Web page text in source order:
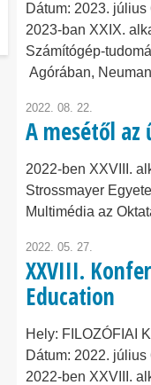
Dátum: 2023. július
2023-ban XXIX.
Számítógép-
Agórában,
2022. 08. 22.
A mesétől
2022-ben XXVIII.
Strossmayer
Multimédia az
2022. 05. 27.
XXVIII.
Education
Hely: FILOZÓFIAI
Dátum: 2022. július
2022-ben XXVIII.